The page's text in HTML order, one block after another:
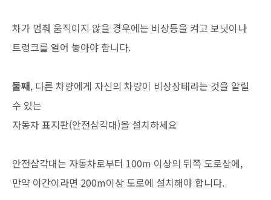
차가 멈춰 움직이지 않을 경우에는 비상등을 켜고 보닛이나
트렁크를 열어 놓아야 합니다.
둘째, 다른 차량에게 자신의 차량이 비상상태라는 것을 알릴
수 있는
자동차 표지판(안전삼각대)을 설치하세요
안전삼각대는 자동차로부터 100m 이상의 뒤쪽 도로상에,
만약 야간이라면 200m이상 도로에 설치해야 합니다.